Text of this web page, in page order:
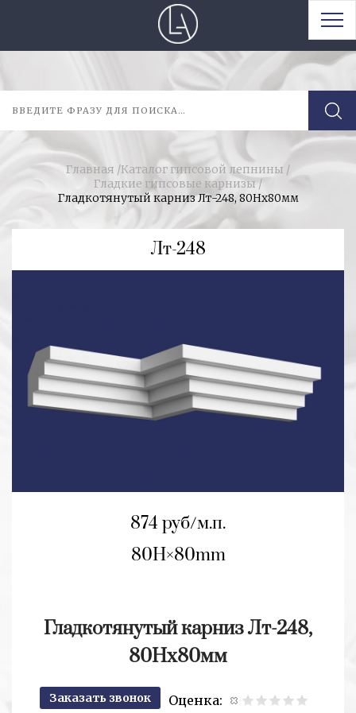
Главная /Каталог гипсовой лепнины /
Гладкие гипсовые карнизы/
Гладкотянутый карниз Лт-248, 80Нх80мм
Лт-248
874 руб/м.п.
80H 80mm
Гладкотянутый карниз Лт-248,
80Нх80мм
Заказать звонок
Оценка: